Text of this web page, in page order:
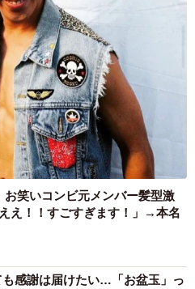
お笑いコンビ元メンバー髪型激
え！！すごすぎます！」→本名
も感謝は届けたい…「お盆玉」っ